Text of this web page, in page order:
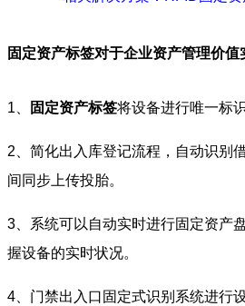
固定资产标签对于企业资产管理价值
1、 固定资产标签将设备进行唯一标
2、简化出入库登记流程，自动识别
间同步上传投胎。
3、系统可以自动实时进行固定资产
握设备的实时状况。
4、门禁出入口固定式识别系统进行